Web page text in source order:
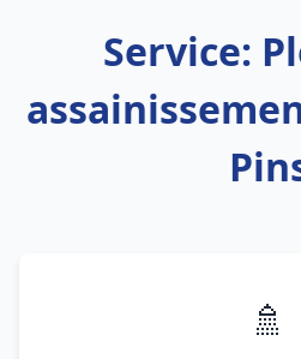
Service:
🚿